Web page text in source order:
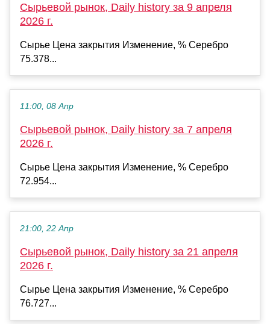
Сырьевой рынок, Daily history за 9 апреля
2026 г.
Сырье Цена закрытия Изменение, % Серебро
75.378...
11:00, 08 Апр
Сырьевой рынок, Daily history за 7 апреля
2026 г.
Сырье Цена закрытия Изменение, % Серебро
72.954...
21:00, 22 Апр
Сырьевой рынок, Daily history за 21 апреля
2026 г.
Сырье Цена закрытия Изменение, % Серебро
76.727...